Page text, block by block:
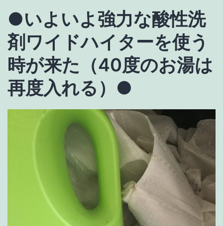
●いよいよ強力な酸性洗
剤ワイドハイターを使う
時が来た（40度のお湯は
再度入れる） ●